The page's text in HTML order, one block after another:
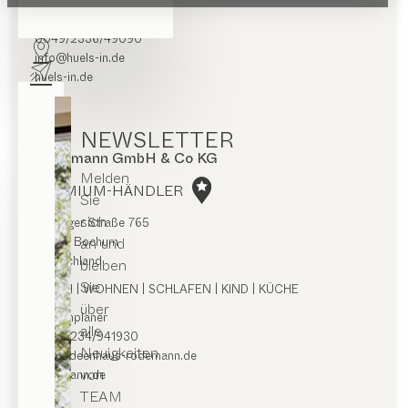
NEWSLETTER
Melden
Sie
sich
an und
bleiben
Sie
über
alle
Neuigkeiten
von
TEAM
0049/2336/49090
info@huels-in.de
huels-in.de
Rodemann GmbH & Co KG
PREMIUM-HÄNDLER
Hattinger Straße 765
44879 Bochum
Deutschland
ESSEN | WOHNEN | SCHLAFEN | KIND | KÜCHE
Routenplaner
0049/234/941930
info@ideenhaus-rodemann.de
rodemann.de